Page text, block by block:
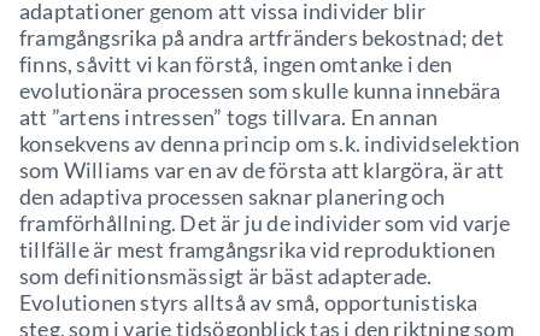
adaptationer genom att vissa individer blir
framgångsrika på andra artfränders bekostnad; det
finns, såvitt vi kan förstå, ingen omtanke i den
evolutionära processen som skulle kunna innebära
att ”artens intressen” togs tillvara. En annan
konsekvens av denna princip om s.k. individselektion
som Williams var en av de första att klargöra, är att
den adaptiva processen saknar planering och
framförhållning. Det är ju de individer som vid varje
tillfälle är mest framgångsrika vid reproduktionen
som definitionsmässigt är bäst adapterade.
Evolutionen styrs alltså av små, opportunistiska
steg, som i varje tidsögonblick tas i den riktning som